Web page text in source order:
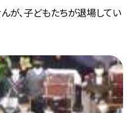
が、子どもたちが退場してい